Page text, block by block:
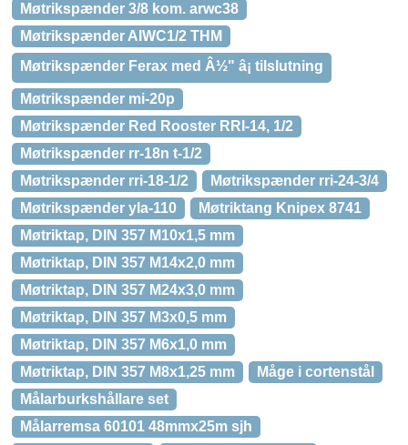
Møtrikspænder 3/8 kom. arwc38
Møtrikspænder AIWC1/2 THM
Møtrikspænder Ferax med Â½" â¡ tilslutning
Møtrikspænder mi-20p
Møtrikspænder Red Rooster RRI-14, 1/2
Møtrikspænder rr-18n t-1/2
Møtrikspænder rri-18-1/2
Møtrikspænder rri-24-3/4
Møtrikspænder yla-110
Møtriktang Knipex 8741
Møtriktap, DIN 357 M10x1,5 mm
Møtriktap, DIN 357 M14x2,0 mm
Møtriktap, DIN 357 M24x3,0 mm
Møtriktap, DIN 357 M3x0,5 mm
Møtriktap, DIN 357 M6x1,0 mm
Møtriktap, DIN 357 M8x1,25 mm
Måge i cortenstål
Målarburkshållare set
Målarremsa 60101 48mmx25m sjh